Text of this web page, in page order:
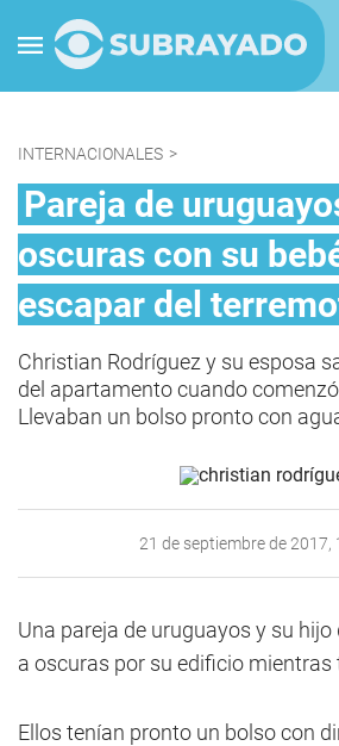
INTERNACIONALES >
Pareja de
oscuras con su
escapar del
Christian Rodríguez y su esposa
del apartamento cuando
Llevaban un bolso pronto con
21 de septiembre de 2017,
Una pareja de uruguayos y su
a oscuras por su edificio mientras
Ellos tenían pronto un bolso con